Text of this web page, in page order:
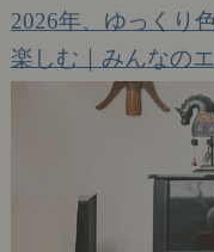
2026年、ゆっくり
楽しむ｜みんなの